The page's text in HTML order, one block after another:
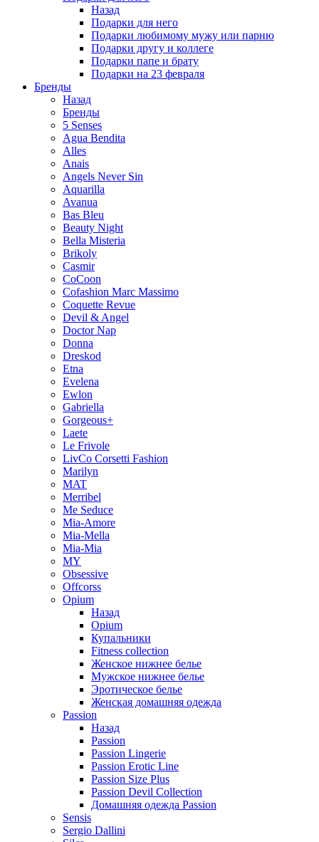
Назад
Подарки для него
Подарки любимому мужу или парню
Подарки другу и коллеге
Подарки папе и брату
Подарки на 23 февраля
Бренды
Назад
Бренды
5 Senses
Agua Bendita
Alles
Anais
Angels Never Sin
Aquarilla
Avanua
Bas Bleu
Beauty Night
Bella Misteria
Brikoly
Casmir
CoCoon
Cofashion Marc Massimo
Coquette Revue
Devil & Angel
Doctor Nap
Donna
Dreskod
Etna
Evelena
Ewlon
Gabriella
Gorgeous+
Laete
Le Frivole
LivCo Corsetti Fashion
Marilyn
MAT
Merribel
Me Seduce
Mia-Amore
Mia-Mella
Mia-Mia
MY
Obsessive
Offcorss
Opium
Назад
Opium
Купальники
Fitness collection
Женское нижнее белье
Мужское нижнее белье
Эротическое белье
Женская домашняя одежда
Passion
Назад
Passion
Passion Lingerie
Passion Erotic Line
Passion Size Plus
Passion Devil Collection
Домашняя одежда Passion
Sensis
Sergio Dallini